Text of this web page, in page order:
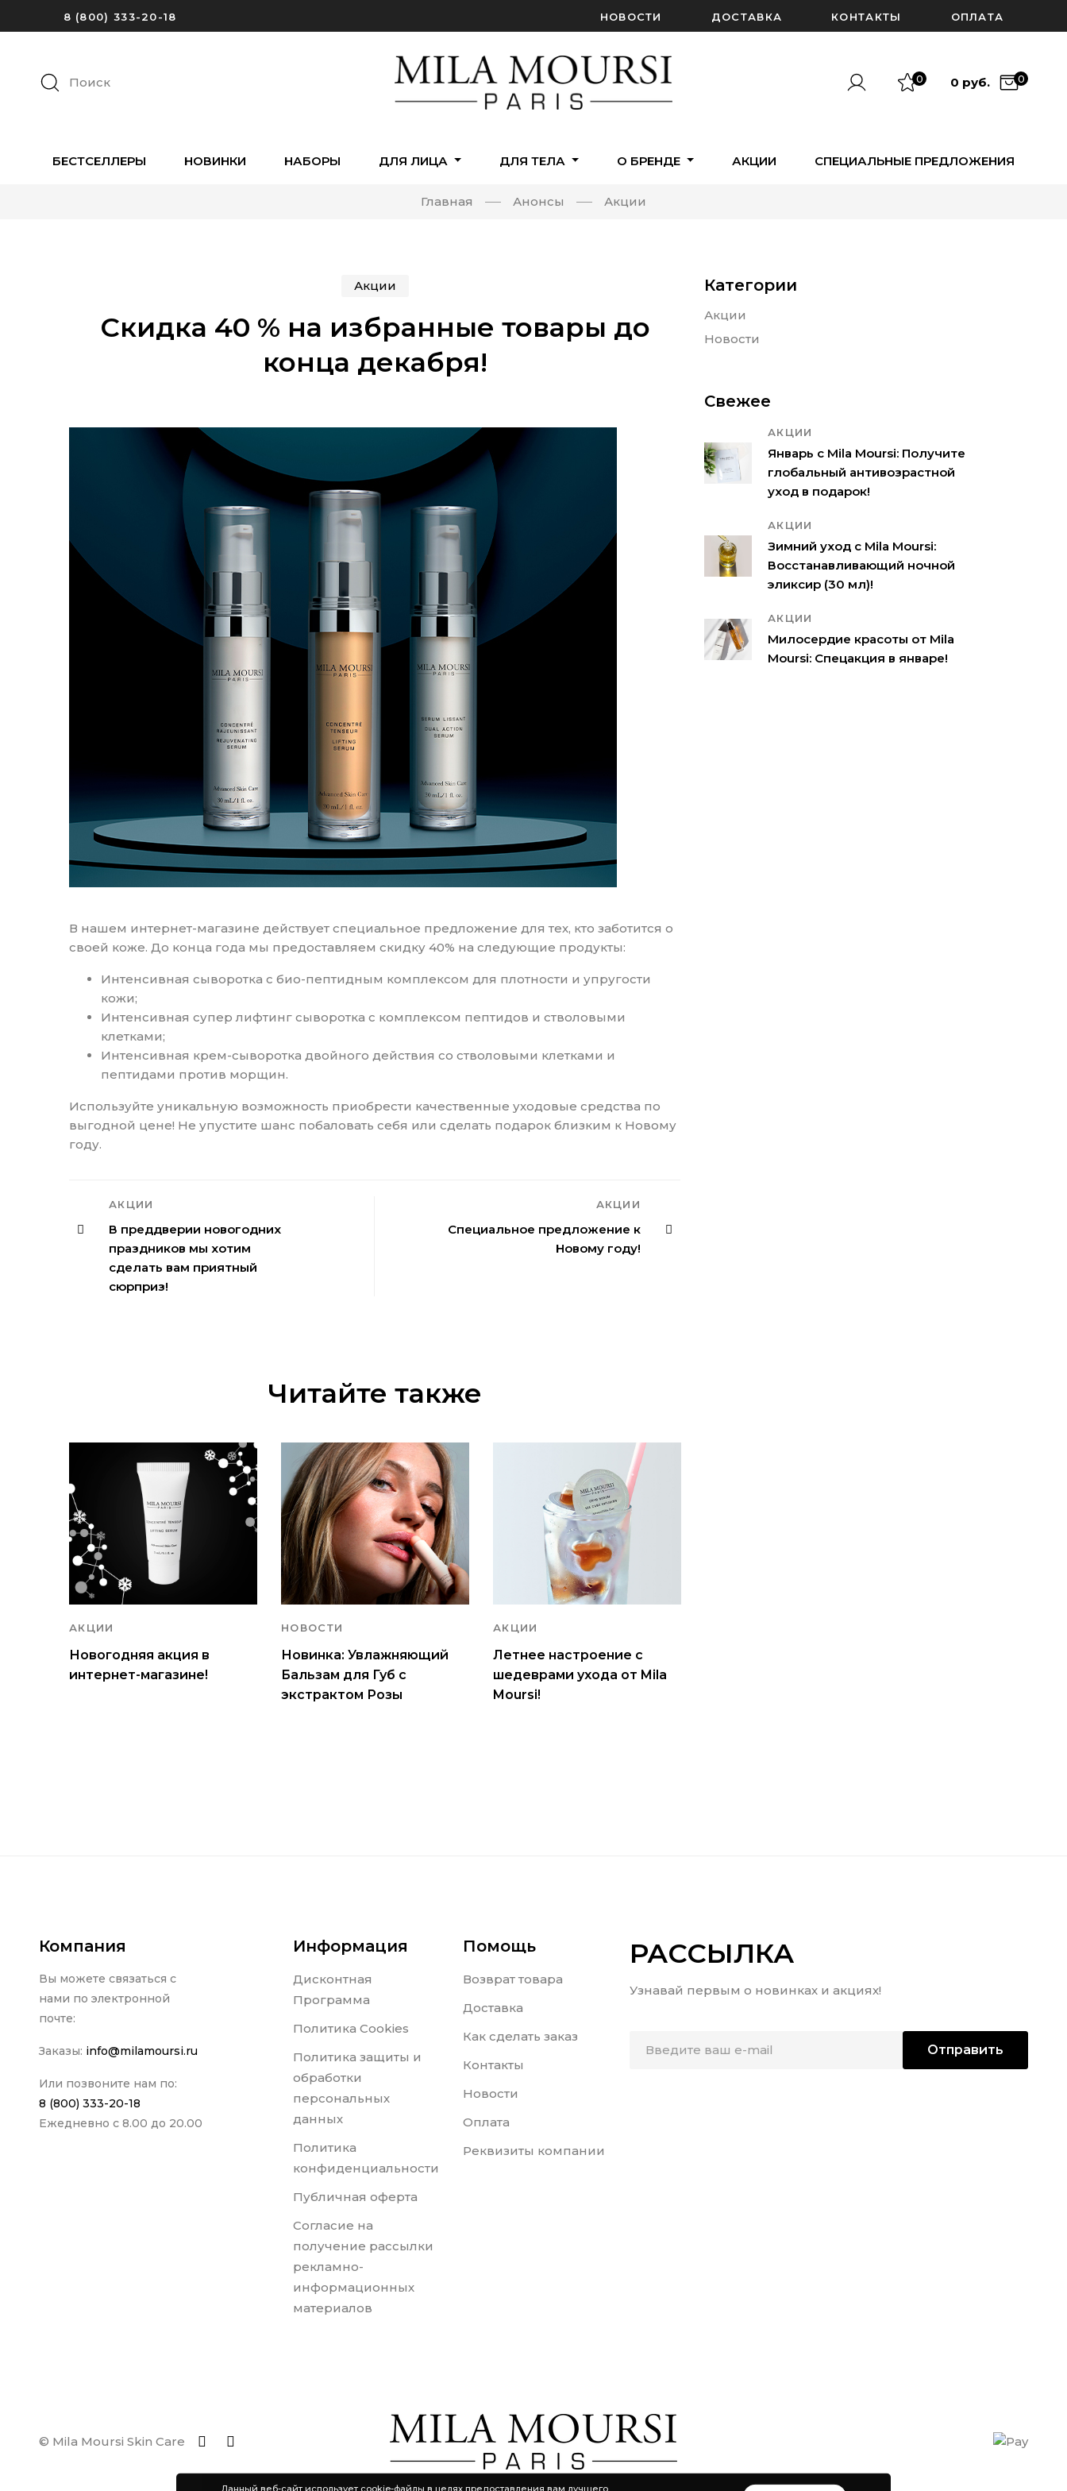
8 (800) 333-20-18 НОВОСТИ ДОСТАВКА КОНТАКТЫ ОПЛАТА
Поиск 0 0 руб. 0
БЕСТСЕЛЛЕРЫ НОВИНКИ НАБОРЫ ДЛЯ ЛИЦА ДЛЯ ТЕЛА О БРЕНДЕ АКЦИИ СПЕЦИАЛЬНЫЕ ПРЕДЛОЖЕНИЯ
Главная Анонсы Акции
Акции
Скидка 40 % на избранные товары до
конца декабря!
В нашем интернет-магазине действует специальное предложение для тех, кто заботится о
своей коже. До конца года мы предоставляем скидку 40% на следующие продукты:
Интенсивная сыворотка с био-пептидным комплексом для плотности и упругости
кожи;
Интенсивная супер лифтинг сыворотка с комплексом пептидов и стволовыми
клетками;
Интенсивная крем-сыворотка двойного действия со стволовыми клетками и
пептидами против морщин.
Используйте уникальную возможность приобрести качественные уходовые средства по
выгодной цене! Не упустите шанс побаловать себя или сделать подарок близким к Новому
году.
АКЦИИ
В преддверии новогодних
праздников мы хотим
сделать вам приятный
сюрприз!
АКЦИИ
Специальное предложение к
Новому году!
Читайте также
АКЦИИ
Новогодняя акция в
интернет-магазине!
НОВОСТИ
Новинка: Увлажняющий
Бальзам для Губ c
экстрактом Розы
АКЦИИ
Летнее настроение с
шедеврами ухода от Mila
Moursi!
Категории
Акции
Новости
Свежее
АКЦИИ
Январь с Mila Moursi: Получите
глобальный антивозрастной
уход в подарок!
АКЦИИ
Зимний уход с Mila Moursi:
Восстанавливающий ночной
эликсир (30 мл)!
АКЦИИ
Милосердие красоты от Mila
Moursi: Спецакция в январе!
Компания
Вы можете связаться с
нами по электронной
почте:
Заказы: info@milamoursi.ru
Или позвоните нам по:
8 (800) 333-20-18
Ежедневно с 8.00 до 20.00
Информация
Дисконтная
Программа
Политика Cookies
Политика защиты и
обработки
персональных
данных
Политика
конфиденциальности
Публичная оферта
Согласие на
получение рассылки
рекламно-
информационных
материалов
Помощь
Возврат товара
Доставка
Как сделать заказ
Контакты
Новости
Оплата
Реквизиты компании
РАССЫЛКА
Узнавай первым о новинках и акциях!
Отправить
© Mila Moursi Skin Care
Данный веб-сайт использует cookie-файлы в целях предоставления вам лучшего